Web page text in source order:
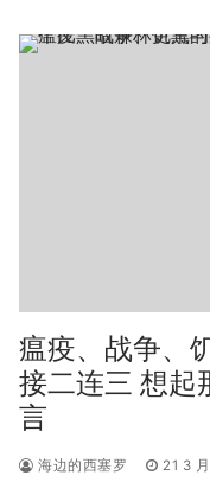
瘟疫、战争、
接二连三 想起
言
海边的西塞罗 21 3